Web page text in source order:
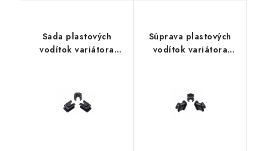
Sada plastových
vodítok variátora
Súprava plastových
vodítok variátora